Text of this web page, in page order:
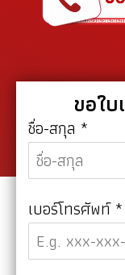
ขอใบ
ชื่อ-สกุล *
เบอร์โทรศัพท์*